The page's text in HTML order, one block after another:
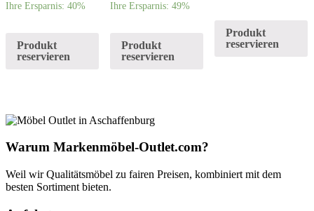
Ihre Ersparnis: 40%
Produkt
reservieren
Ihre Ersparnis: 49%
Produkt
reservieren
Produkt
reservieren
Warum Markenmöbel-Outlet.com?
Weil wir Qualitätsmöbel zu fairen Preisen, kombiniert mit dem
besten Sortiment bieten.